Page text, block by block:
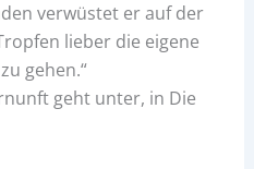
verwüstet er auf der
lieber die eigene
gehen.“
geht unter, in Die